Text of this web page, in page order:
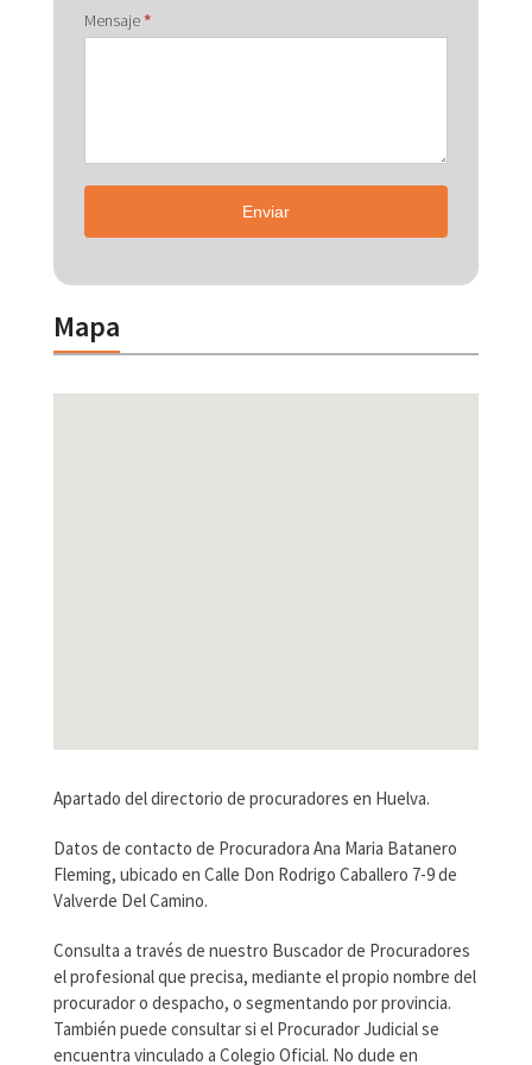
Mensaje*
Enviar
Mapa
Apartado del directorio de procuradores en Huelva.
Datos de contacto de Procuradora Ana Maria Batanero
Fleming, ubicado en Calle Don Rodrigo Caballero 7-9 de
Valverde Del Camino.
Consulta a través de nuestro Buscador de Procuradores
el profesional que precisa, mediante el propio nombre del
procurador o despacho, o segmentando por provincia.
También puede consultar si el Procurador Judicial se
encuentra vinculado a Colegio Oficial. No dude en